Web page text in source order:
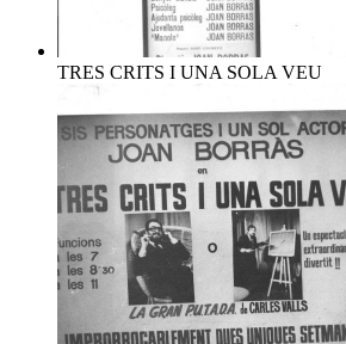
TRES CRITS I UNA SOLA VEU